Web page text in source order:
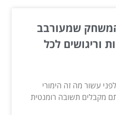
המשחק שמעורבב
וריגושים לכל
עשור מה זה הימורי
מקבלים תשובה רומנטית